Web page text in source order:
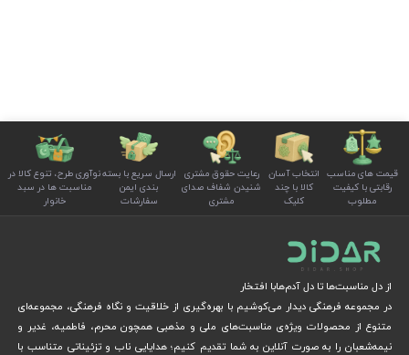
قیمت های مناسب
رقابتی با کیفیت
مطلوب
انتخاب آسان
کالا با چند
کلیک
رعایت حقوق مشتری
شنیدن شفاف صدای
مشتری
ارسال سریع با بسته
بندی ایمن
سفارشات
نوآوری طرح، تنوع کالا در
مناسبت ها در سبد
خانوار
از دل مناسبت‌ها تا دل آدم‌هابا افتخار
در مجموعه فرهنگی دیدار می‌کوشیم با بهره‌گیری از خلاقیت و نگاه فرهنگی، مجموعه‌ای
متنوع از محصولات ویژه‌ی مناسبت‌های ملی و مذهبی همچون محرم، فاطمیه، غدیر و
نیمه‌شعبان را به صورت آنلاین به شما تقدیم کنیم؛ هدایایی ناب و تزئیناتی متناسب با